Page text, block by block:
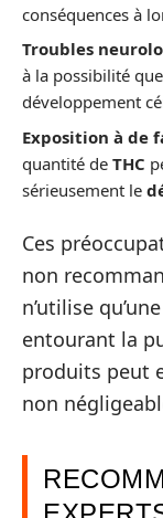
conséquences à
Troubles
à la possibilité
développement
Exposition à de
quantité de THC
sérieusement le
Ces
non
n’utilise
entourant la
produits peut
non